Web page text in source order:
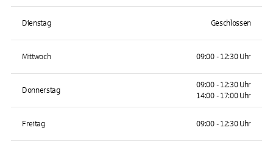
Dienstag Geschlossen
Mittwoch 09:00 - 12:30 Uhr
Donnerstag
09:00 - 12:30 Uhr
14:00 - 17:00 Uhr
Freitag 09:00 - 12:30 Uhr